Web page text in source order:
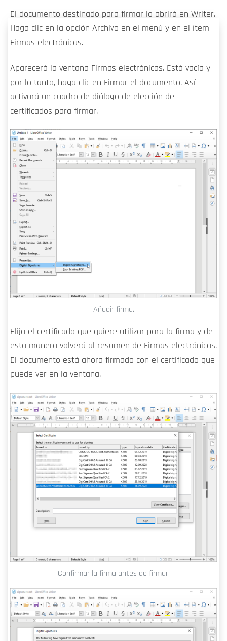
El documento destinado para firmar lo abrirá en Writer.
Haga clic en la opción Archivo en el menú y en el ítem
Firmas electrónicas.
Aparecerá la ventana Firmas electrónicas. Está vacía y
por lo tanto, haga clic en Firmar el documento. Así
activará un cuadro de diálogo de elección de
certificados para firmar.
Añadir firma.
Elija el certificado que quiere utilizar para la firma y de
esta manera volverá al resumen de Firmas electrónicas.
El documento está ahora firmado con el certificado que
puede ver en la ventana.
Confirmar la firma antes de firmar.